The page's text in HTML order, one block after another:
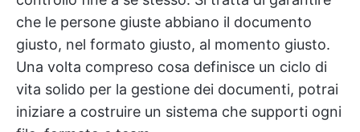
che le persone giuste abbiano il documento
giusto, nel formato giusto, al momento giusto.
Una volta compreso cosa definisce un ciclo di
vita solido per la gestione dei documenti, potrai
iniziare a costruire un sistema che supporti ogni